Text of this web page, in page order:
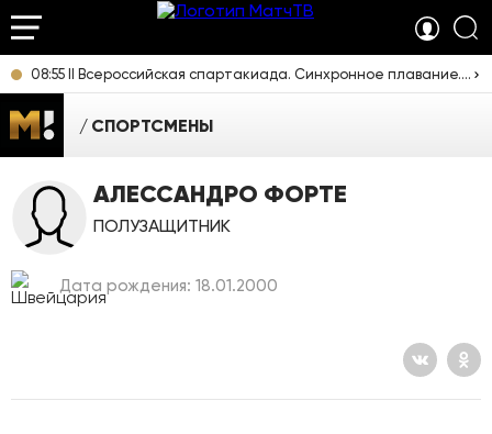
08:55 II Всероссийская спартакиада. Синхронное плавание. Дуэты. Прямая трансляция из Екатеринбурга
СПОРТСМЕНЫ
АЛЕССАНДРО ФОРТЕ
ПОЛУЗАЩИТНИК
Дата рождения: 18.01.2000